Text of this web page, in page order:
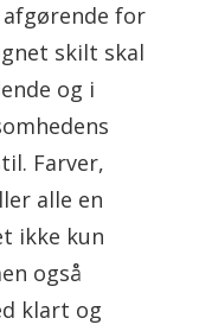
for
skilt skal
og i
Farver,
alle en
ikke kun
også
klart og